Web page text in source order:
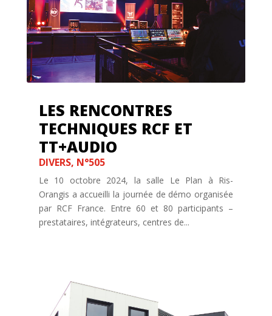
LES RENCONTRES
TECHNIQUES RCF ET
TT+AUDIO
DIVERS, N°505
Le 10 octobre 2024, la salle Le Plan à Ris-
Orangis a accueilli la journée de démo organisée
par RCF France. Entre 60 et 80 participants –
prestataires, intégrateurs, centres de...